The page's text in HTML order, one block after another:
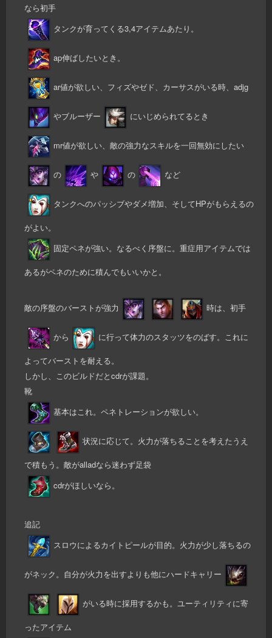
なら初手
タンクが育ってくる3,4アイテムあたり。
ap伸ばしたいとき。
ar値が欲しい、フィズやゼド、カーサスがいる時、adjg
やブルーザー にいじめられてるとき
mr値が欲しい、敵の強力なスキルを一回無効にしたい
の や の など
タンクへのパッシブやダメ増加、そしてHPがもらえるの
がよい。
固定ペネが強い。なるべく序盤に。重症用アイテムでは
あるがペネのために積んでもいいかと。
敵の序盤のバーストが強力 時は、初手
から に行って体力のスタッツをのばす。これに
よってバーストを耐える。
しかし、このビルドだとcdrが課題。
靴
基本はこれ。ペネトレーションが欲しい。
状況に応じて。火力が落ちることを考えたうえ
で積もう。敵がalladなら迷わず足袋
cdrがほしいなら。
追記
スロウによるカイトピールが目的。火力が少し落ちるの
がネック。自分が火力を出すよりも他にハードキャリー
がいる時に採用するかも。ユーティリティに寄
ったアイテム